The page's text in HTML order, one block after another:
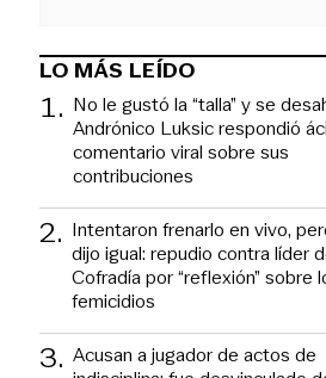
LO MÁS LEÍDO
1. No le gustó la “talla” y se
Andrónico Luksic respondió
comentario viral sobre sus
contribuciones
2. Intentaron frenarlo en vivo,
dijo igual: repudio contra líder
Cofradía por “reflexión” sobre
femicidios
3. Acusan a jugador de actos de